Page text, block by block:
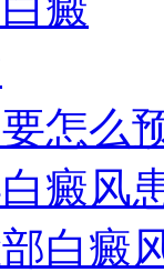
怎么
癜风
白癜